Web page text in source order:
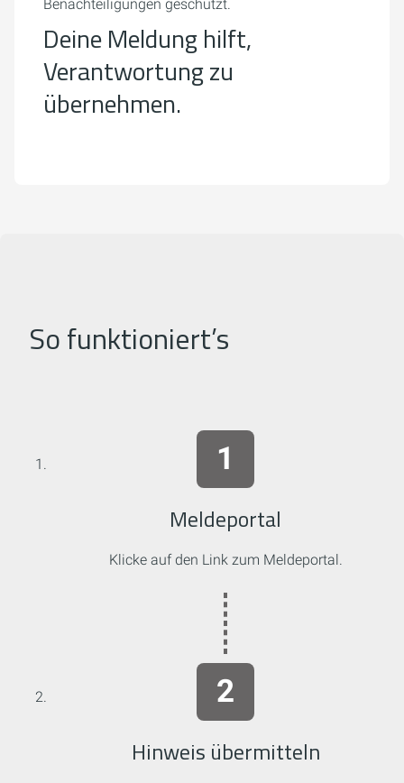
Benachteiligungen geschützt.
Deine Meldung hilft,
Verantwortung zu
übernehmen.
So funktioniert’s
Meldeportal
Klicke auf den Link zum Meldeportal.
Hinweis übermitteln